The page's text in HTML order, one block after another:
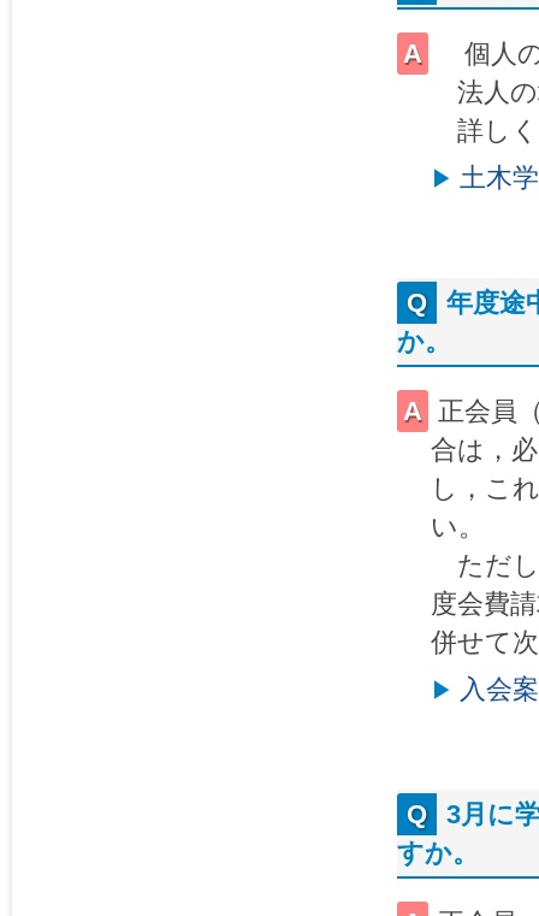
個人
法人の
詳しく
土木
年度途
か。
正会員
合は，
し，こ
い。
ただし
度会費
併せて
入会
3月に
すか。